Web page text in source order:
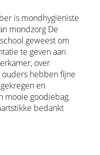
is mondhygiëniste
mondzorg De
geweest om
te geven aan
over
hebben fijne
en
mooie goodiebag.
bedankt